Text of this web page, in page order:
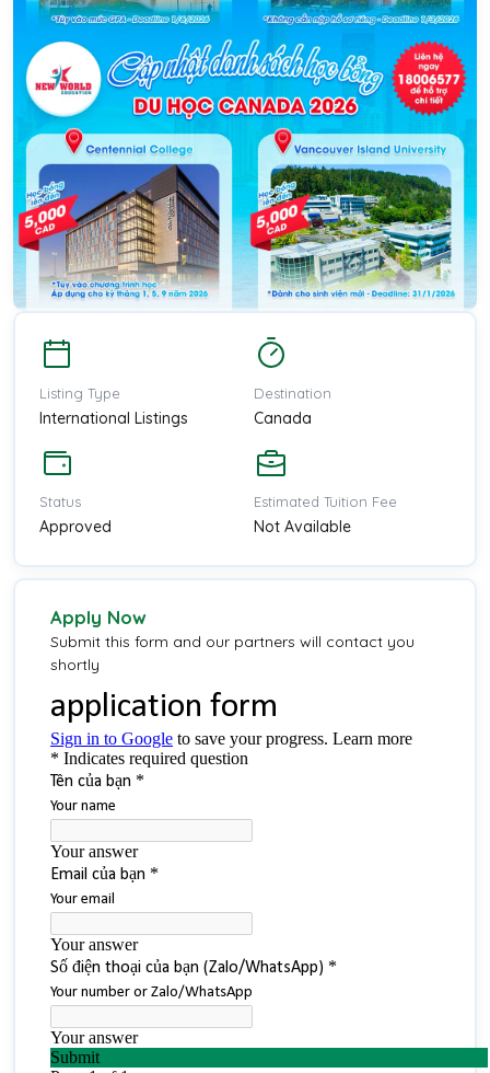
Listing Type
International Listings
Destination
Canada
Status
Approved
Estimated Tuition Fee
Not Available
Apply Now
Submit this form and our partners will contact you
shortly